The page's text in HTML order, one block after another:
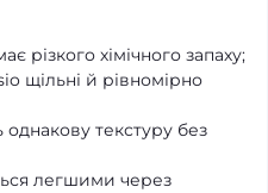
різкого хімічного запаху;
щільні й рівномірно
текстуру без
легшими через